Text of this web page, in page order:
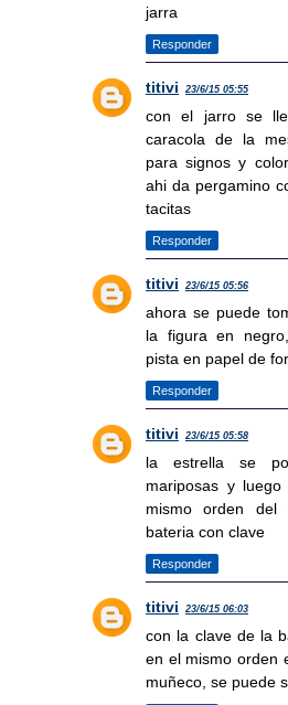
jarra
Responder
titivi 23/6/15 05:55
con el jarro se
caracola de la
para signos y
ahi da pergamino
tacitas
Responder
titivi 23/6/15 05:56
ahora se puede
la figura en
pista en papel de
Responder
titivi 23/6/15 05:58
la estrella se
mariposas y
mismo orden del
bateria con clave
Responder
titivi 23/6/15 06:03
con la clave de la
en el mismo orden
muñeco, se puede